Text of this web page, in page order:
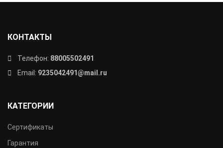
КОНТАКТЫ
Телефон: 88005502491
Email: 9235042491@mail.ru
КАТЕГОРИИ
Сертификаты
Гарантия